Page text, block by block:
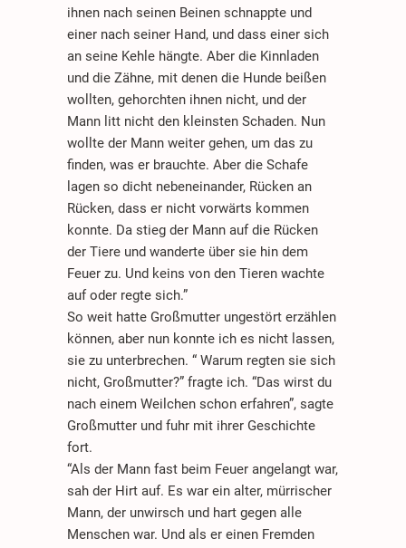
ihnen nach seinen Beinen schnappte und
einer nach seiner Hand, und dass einer sich
an seine Kehle hängte. Aber die Kinnladen
und die Zähne, mit denen die Hunde beißen
wollten, gehorchten ihnen nicht, und der
Mann litt nicht den kleinsten Schaden. Nun
wollte der Mann weiter gehen, um das zu
finden, was er brauchte. Aber die Schafe
lagen so dicht nebeneinander, Rücken an
Rücken, dass er nicht vorwärts kommen
konnte. Da stieg der Mann auf die Rücken
der Tiere und wanderte über sie hin dem
Feuer zu. Und keins von den Tieren wachte
auf oder regte sich.”
So weit hatte Großmutter ungestört erzählen
können, aber nun konnte ich es nicht lassen,
sie zu unterbrechen. “ Warum regten sie sich
nicht, Großmutter?” fragte ich. “Das wirst du
nach einem Weilchen schon erfahren”, sagte
Großmutter und fuhr mit ihrer Geschichte
fort.
“Als der Mann fast beim Feuer angelangt war,
sah der Hirt auf. Es war ein alter, mürrischer
Mann, der unwirsch und hart gegen alle
Menschen war. Und als er einen Fremden